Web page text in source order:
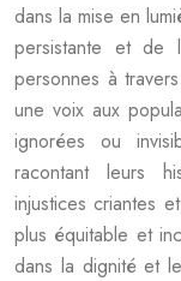
dans la mise en
persistante et de
personnes à
une voix aux
ignorées ou
racontant leurs
injustices criantes
plus équitable et
dans la dignité et